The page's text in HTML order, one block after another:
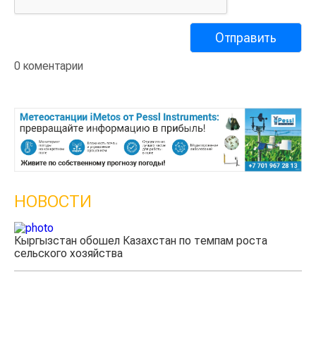
0 коментарии
НОВОСТИ
Кыргызстан обошел Казахстан по темпам роста
сельского хозяйства